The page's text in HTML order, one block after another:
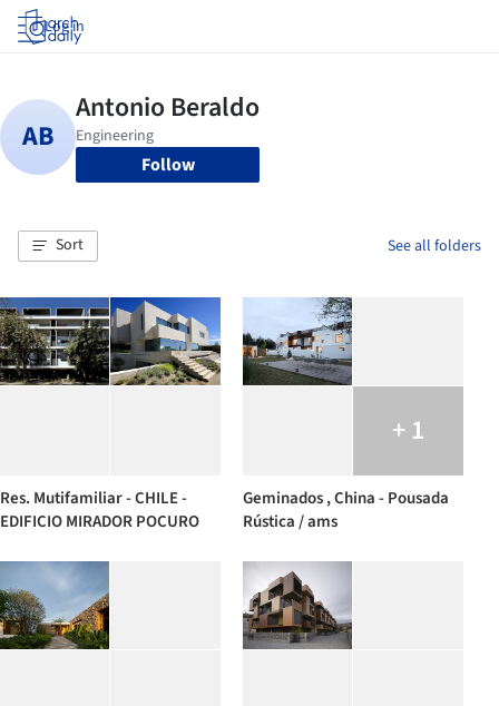
Log in
Follow
Sort See all folders
Res. Mutifamiliar - CHILE -
EDIFICIO MIRADOR POCURO
+ 1
Geminados , China - Pousada
Rústica / ams